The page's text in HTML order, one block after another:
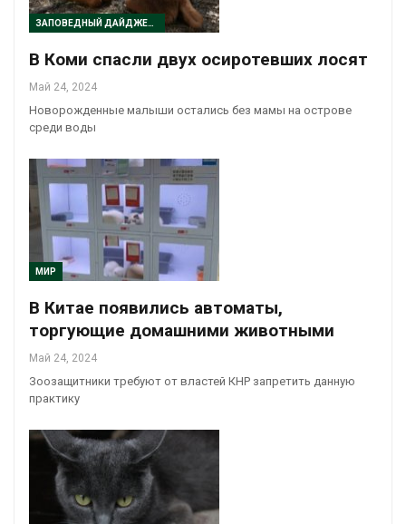
ЗАПОВЕДНЫЙ ДАЙДЖЕСТ
В Коми спасли двух осиротевших лосят
Май 24, 2024
Новорожденные малыши остались без мамы на острове
среди воды
МИР
В Китае появились автоматы,
торгующие домашними животными
Май 24, 2024
Зоозащитники требуют от властей КНР запретить данную
практику